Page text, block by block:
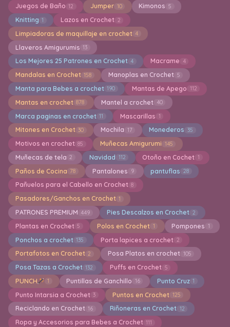
Juegos de Baño 12 Jumper 10 Kimonos 5
Knitting 1 Lazos en Crochet 2
Limpiadoras de maquillaje en crochet 4
Llaveros Amigurumis 13
Los Mejores 25 Patrones en Crochet 4 Macrame 4
Mandalas en Crochet 158 Manoplas en Crochet 5
Manta para Bebes a crochet 190 Mantas de Apego 112
Mantas en crochet 878 Mantel a crochet 40
Marca paginas en crochet 11 Mascarillas 1
Mitones en Crochet 30 Mochila 17 Monederos 35
Motivos en crochet 85 Muñecas Amigurumi 145
Muñecas de tela 2 Navidad 112 Otoño en Cochet 1
Paños de Cocina 78 Pantalones 9 pantuflas 28
Pañuelos para el Cabello en Crochet 8
Pasadores/Ganchos en Crochet 1
PATRONES PREMIUM 449 Pies Descalzos en Crochet 2
Plantas en Crochet 5 Polos en Crochet 1 Pompones 1
Ponchos a crochet 135 Porta lapices a crochet 2
Portafotos en Crochet 2 Posa Platos en crochet 105
Posa Tazas a Crochet 132 Puffs en Crochet 5
PUNCH 1 Puntillas de Ganchillo 16 Punto Cruz 1
Punto Intarsia a Crochet 3 Puntos en Crochet 125
Reciclando en Crochet 16 Riñoneras en Crochet 12
Ropa y Accesorios para Bebes a Crochet 111